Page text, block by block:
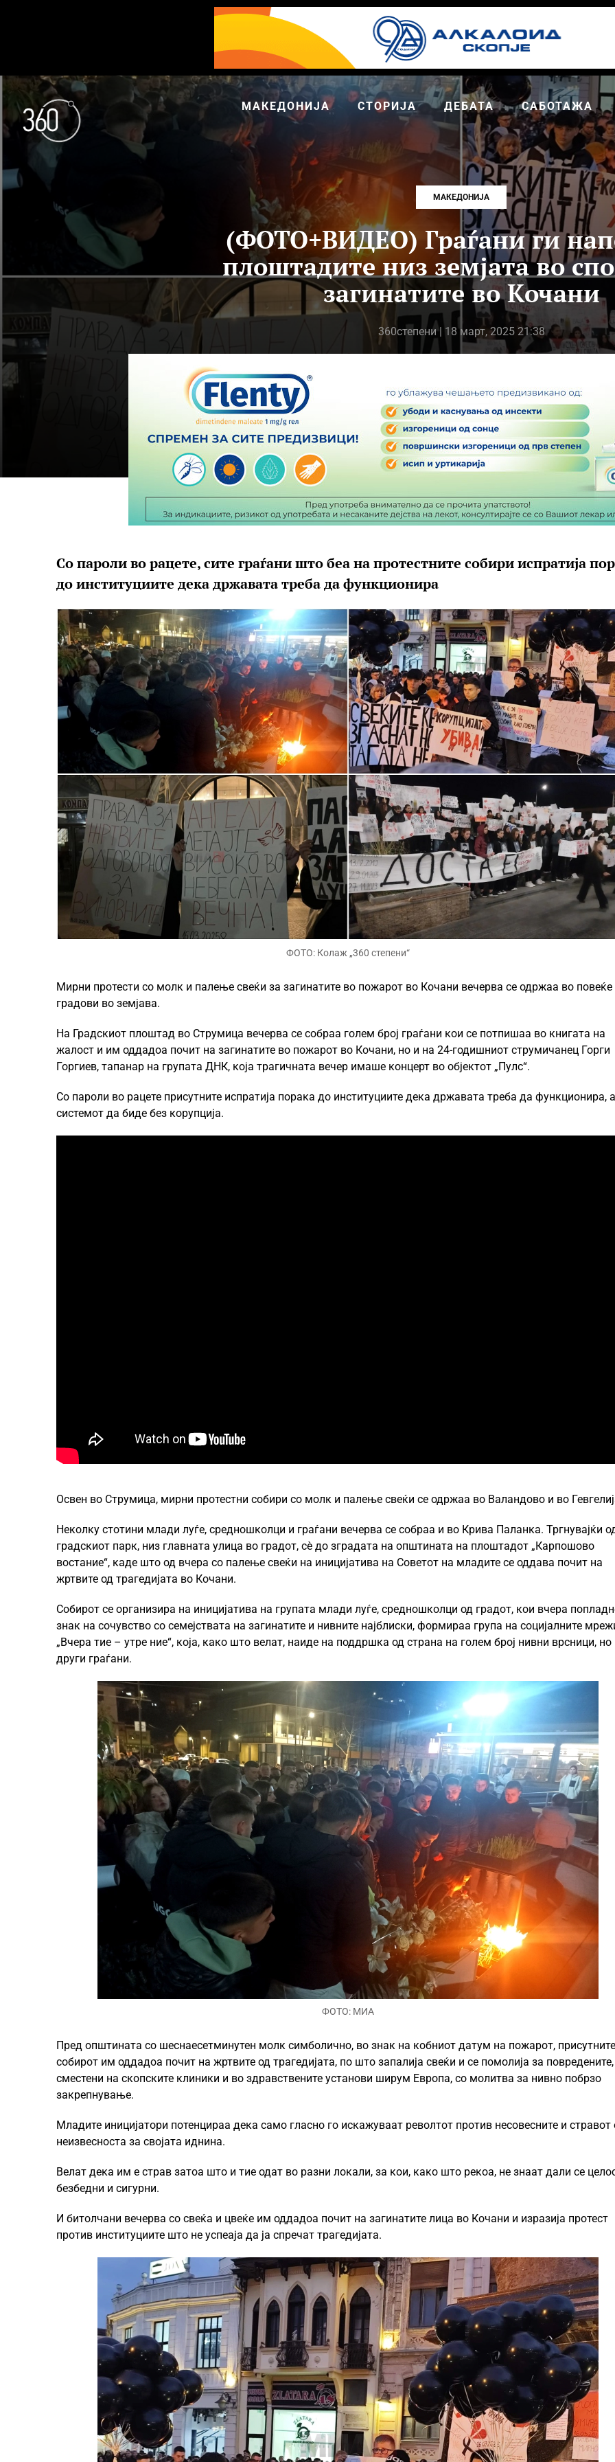
МАКЕДОНИЈА СТОРИЈА ДЕБАТА САБОТАЖА
МАКЕДОНИЈА
(ФОТО+ВИДЕО) Граѓани ги
плоштадите низ земјата во
загинатите во Кочани
360степени| 18 март, 2025 21:38
Со пароли во рацете, сите граѓани што беа на протестните собири испратија
до институциите дека државата треба да функционира
ФОТО: Колаж „360 степени“
Мирни протести со молк и палење свеќи за загинатите во пожарот во Кочани вечерва се одржаа во повеќе
градови во земјава.
На Градскиот плоштад во Струмица вечерва се собраа голем број граѓани кои се потпишаа во книгата на
жалост и им оддадоа почит на загинатите во пожарот во Кочани, но и на 24-годишниот струмичанец Горги
Горгиев, тапанар на групата ДНК, која трагичната вечер имаше концерт во објектот „Пулс“.
Со пароли во рацете присутните испратија порака до институциите дека државата треба да функционира, а
системот да биде без корупција.
Освен во Струмица, мирни протестни собири со молк и палење свеќи се одржаа во Валандово и во
Неколку стотини млади луѓе, средношколци и граѓани вечерва се собраа и во Крива Паланка. Тргнувајќи
градскиот парк, низ главната улица во градот, сѐ до зградата на општината на плоштадот „Карпошово
востание“, каде што од вчера со палење свеќи на иницијатива на Советот на младите се оддава почит на
жртвите од трагедијата во Кочани.
Собирот се организира на иницијатива на групата млади луѓе, средношколци од градот, кои вчера
знак на сочувство со семејствата на загинатите и нивните најблиски, формираа група на социјалните
„Вчера тие – утре ние“, која, како што велат, наиде на поддршка од страна на голем број нивни врсници, но
други граѓани.
ФОТО: МИА
Пред општината со шеснаесетминутен молк симболично, во знак на кобниот датум на пожарот,
собирот им оддадоа почит на жртвите од трагедијата, по што запалија свеќи и се помолија за повредените,
сместени на скопските клиники и во здравствените установи ширум Европа, со молитва за нивно побрзо
закрепнување.
Младите иницијатори потенцираа дека само гласно го искажуваат револтот против несовесните и стравот
неизвесноста за својата иднина.
Велат дека им е страв затоа што и тие одат во разни локали, за кои, како што рекоа, не знаат дали се
безбедни и сигурни.
И битолчани вечерва со свеќа и цвеќе им оддадоа почит на загинатите лица во Кочани и изразија протест
против институциите што не успеаја да ја спречат трагедијата.